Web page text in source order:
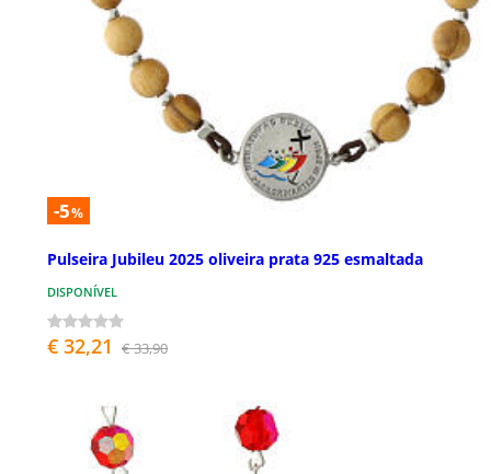
-5%
Pulseira Jubileu 2025 oliveira prata 925 esmaltada
DISPONÍVEL
€ 32,21 € 33,90